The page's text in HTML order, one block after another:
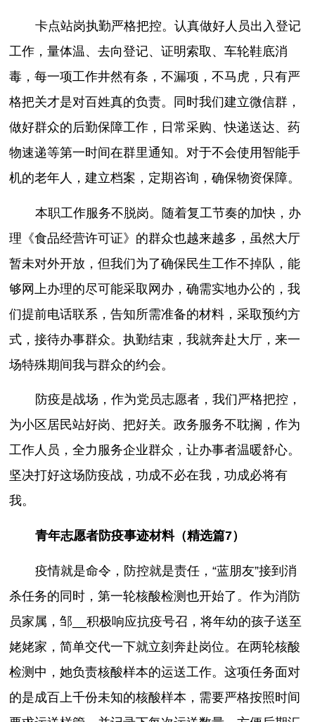
卡点站岗执勤严格把控。认真做好人员出入登记
工作，量体温、去向登记、证明索取、车轮鞋底消
毒，每一项工作井然有条，不漏项，不马虎，只有严
格把关才是对百姓真的负责。同时我们建立微信群，
做好群众的后勤保障工作，日常采购、快递送达、药
物速递等第一时间在群里通知。对于不会使用智能手
机的老年人，建立档案，定期咨询，确保物资保障。
本职工作服务不脱岗。随着复工节奏的加快，办
理《食品经营许可证》的群众也越来越多，虽然大厅
暂未对外开放，但我们为了确保民生工作不掉队，能
够网上办理的尽可能采取网办，确需实地办公的，我
们提前电话联系，告知所需准备的材料，采取预约方
式，接待办事群众。执勤结束，我就奔赴大厅，来一
场特殊期间我与群众的约会。
防疫是战场，作为党员志愿者，我们严格把控，
为小区居民站好岗、把好关。政务服务不耽搁，作为
工作人员，全力服务企业群众，让办事者温暖舒心。
坚决打好这场防疫战，功成不必在我，功成必将有
我。
青年志愿者防疫事迹材料（精选篇7）
疫情就是命令，防控就是责任，“蓝朋友”接到消
杀任务的同时，第一轮核酸检测也开始了。作为消防
员家属，邹__积极响应抗疫号召，将年幼的孩子送至
姥姥家，简单交代一下就立刻奔赴岗位。在两轮核酸
检测中，她负责核酸样本的运送工作。这项任务面对
的是成百上千份未知的核酸样本，需要严格按照时间